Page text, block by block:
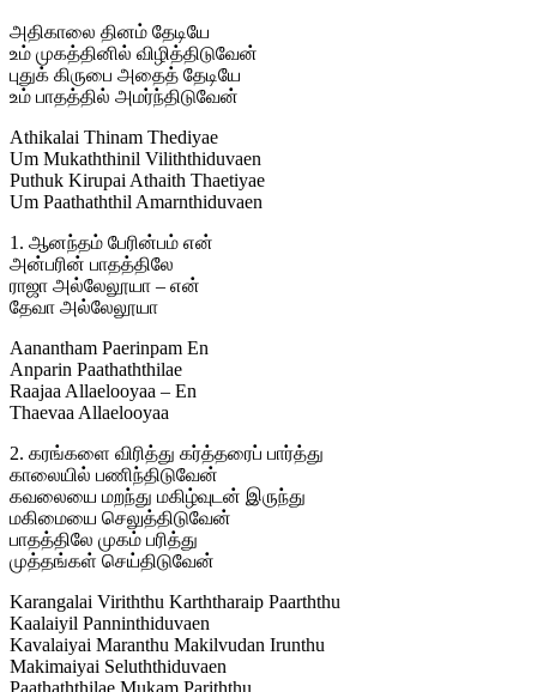
அதிகாலை தினம் தேடியே
உம் முகத்தினில் விழித்திடுவேன்
புதுக் கிருபை அதைத் தேடியே
உம் பாதத்தில் அமர்ந்திடுவேன்
Athikalai Thinam Thediyae
Um Mukaththinil Viliththiduvaen
Puthuk Kirupai Athaith Thaetiyae
Um Paathaththil Amarnthiduvaen
1. ஆனந்தம் பேரின்பம் என்
அன்பரின் பாதத்திலே
ராஜா அல்லேலூயா – என்
தேவா அல்லேலூயா
Aanantham Paerinpam En
Anparin Paathaththilae
Raajaa Allaelooyaa – En
Thaevaa Allaelooyaa
2. கரங்களை விரித்து கர்த்தரைப் பார்த்து
காலையில் பணிந்திடுவேன்
கவலையை மறந்து மகிழ்வுடன் இருந்து
மகிமையை செலுத்திடுவேன்
பாதத்திலே முகம் பரித்து
முத்தங்கள் செய்திடுவேன்
Karangalai Viriththu Karththaraip Paarththu
Kaalaiyil Panninthiduvaen
Kavalaiyai Maranthu Makilvudan Irunthu
Makimaiyai Seluththiduvaen